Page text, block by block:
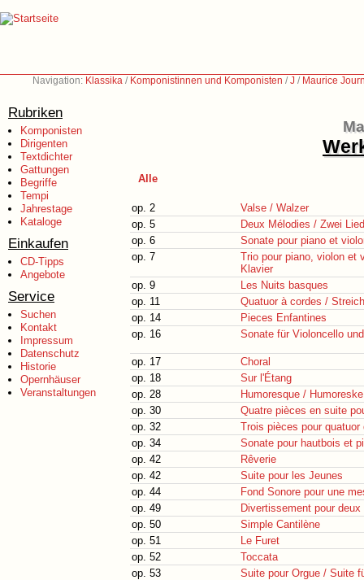
Navigation: Klassika / Komponistinnen und Komponisten /J / Maurice
Rubriken
Komponisten
Dirigenten
Textdichter
Gattungen
Begriffe
Tempi
Jahrestage
Kataloge
Einkaufen
CD-Tipps
Angebote
Service
Suchen
Kontakt
Impressum
Datenschutz
Historie
Opernhäuser
Veranstaltungen
Alle
op. 2
Valse / Walzer
op. 5
Deux Mélodies / Zwei
op. 6
Sonate pour piano et
op. 7
Trio pour piano, violon et
Klavier
op. 9
Les Nuits basques
op. 11
Quatuor à cordes /
op. 14
Pieces Enfantines
op. 16
Sonate für Violoncello
op. 17
Choral
op. 18
Sur l'Étang
op. 28
Humoresque / Humoreske
op. 30
Quatre pièces en suite
op. 32
Trois pièces pour quatuor
op. 34
Sonate pour hautbois et
op. 42
Rêverie
op. 42
Suite pour les Jeunes
op. 44
Fond Sonore pour une
op. 49
Divertissement pour deux
op. 50
Simple Cantilène
op. 51
Le Furet
op. 52
Toccata
op. 53
Suite pour Orgue / Suite